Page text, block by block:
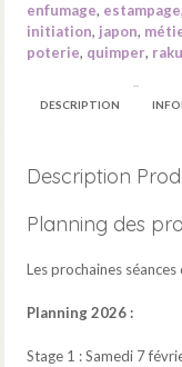
enfumage, estampage,
initiation, japon,
poterie, quimper, raku
DESCRIPTION
Description
Planning des
Les prochaines
Planning 2026 :
Stage 1 : Samedi 7